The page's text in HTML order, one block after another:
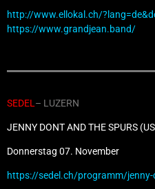
http://www.ellokal.ch/
https://www.grandjean.band/
SEDEL– LUZERN
JENNY DONT AND THE SPURS
Donnerstag 07. November
https://sedel.ch/programm/